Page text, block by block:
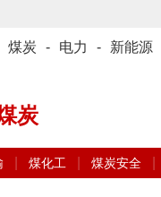
煤炭 - 电力 - 新能源
炭
煤化工 煤炭安全